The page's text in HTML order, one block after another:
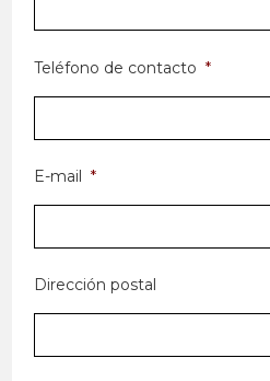
Teléfono de contacto *
E-mail *
Dirección postal